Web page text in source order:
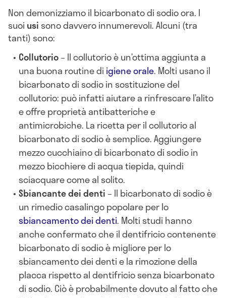
Non demonizziamo il bicarbonato di sodio ora. I
suoi usi sono davvero innumerevoli. Alcuni (tra
tanti) sono:
Collutorio– Il collutorio è un’ottima aggiunta a
una buona routine di igiene orale. Molti usano il
bicarbonato di sodio in sostituzione del
collutorio: può infatti aiutare a rinfrescare l’alito
e offre proprietà antibatteriche e
antimicrobiche. La ricetta per il collutorio al
bicarbonato di sodio è semplice. Aggiungere
mezzo cucchiaino di bicarbonato di sodio in
mezzo bicchiere di acqua tiepida, quindi
sciacquare come al solito.
Sbiancante dei denti – Il bicarbonato di sodio è
un rimedio casalingo popolare per lo
sbiancamento dei denti. Molti studi hanno
anche confermato che il dentifricio contenente
bicarbonato di sodio è migliore per lo
sbiancamento dei denti e la rimozione della
placca rispetto al dentifricio senza bicarbonato
di sodio. Ciò è probabilmente dovuto al fatto che